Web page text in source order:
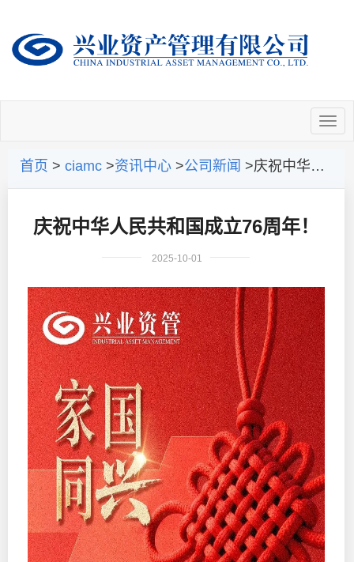
首页 > ciamc >资讯中心 >公司新闻 >庆祝中华人民共和国成立76周年！
庆祝中华人民共和国成立76周年！
2025-10-01